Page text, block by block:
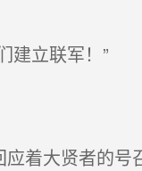
建立联军！”
着大贤者的号